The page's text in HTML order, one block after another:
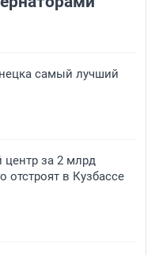
самый лучший
центр за 2 млрд
отстроят в Кузбассе